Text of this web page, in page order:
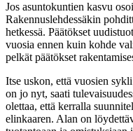
Jos asuntokuntien kasvu
Rakennuslehdessäkin
hetkessä. Päätökset
vuosia ennen kuin kohde
pelkät päätökset
Itse uskon, että vuosien
on jo nyt, saati
olettaa, että kerralla
elinkaaren. Alan on